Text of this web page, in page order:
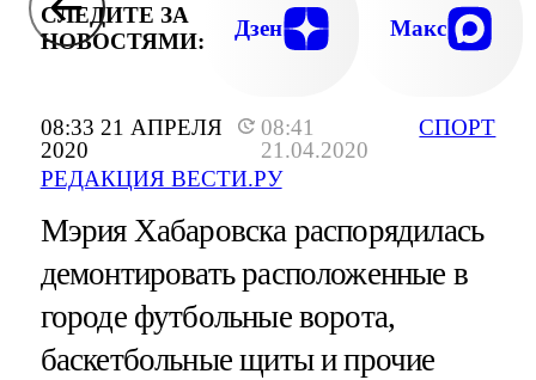
08:33 21 АПРЕЛЯ
2020
08:41
21.04.2020
РЕДАКЦИЯ ВЕСТИ.РУ
СПОРТ
СЛЕДИТЕ ЗА
НОВОСТЯМИ:
Дзен Макс
Мэрия Хабаровска распорядилась
демонтировать расположенные в
городе футбольные ворота,
баскетбольные щиты и прочие